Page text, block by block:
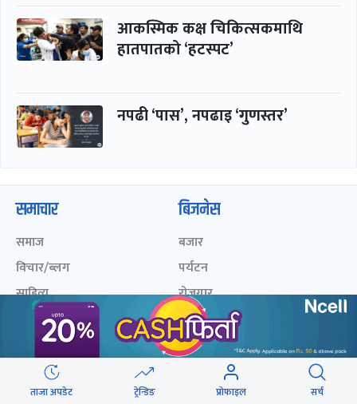
आकस्मिक कक्ष चिकित्सकमाथि
हातपातको ‘हटस्पट’
नपढी ‘पास’, नपढाइ ‘गुणस्तर’
ताजा अपडेट ट्रेन्डिङ प्रोफाइल सर्च
समाचार
समाज
विचार/ब्लग
साहित्य
अन्तर्वार्ता
खेलकुद़़
जीवनशैली/स्वास्थ्य
प्रवास
बिजनेस
बजार
पर्यटन
रोजगार
बैंक / वित्त
अटो
सूचना-प्रविधि